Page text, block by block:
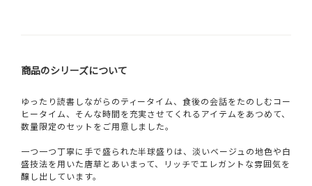
商品のシリーズについて
ゆったり読書しながらのティータイム、食後の会話をたのしむコー
ヒータイム、そんな時間を充実させてくれるアイテムをあつめて、
数量限定のセットをご用意しました。
一つ一つ丁寧に手で盛られた半球盛りは、淡いベージュの地色や白
盛技法を用いた唐草とあいまって、リッチでエレガントな雰囲気を
醸し出しています。